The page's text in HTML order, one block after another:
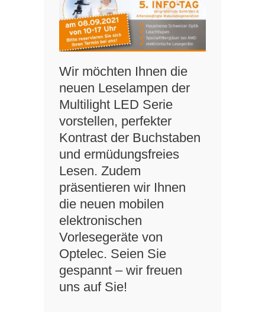
Wir möchten Ihnen die
neuen Leselampen der
Multilight LED Serie
vorstellen, perfekter
Kontrast der Buchstaben
und ermüdungsfreies
Lesen. Zudem
präsentieren wir Ihnen
die neuen mobilen
elektronischen
Vorlesegeräte von
Optelec. Seien Sie
gespannt – wir freuen
uns auf Sie!